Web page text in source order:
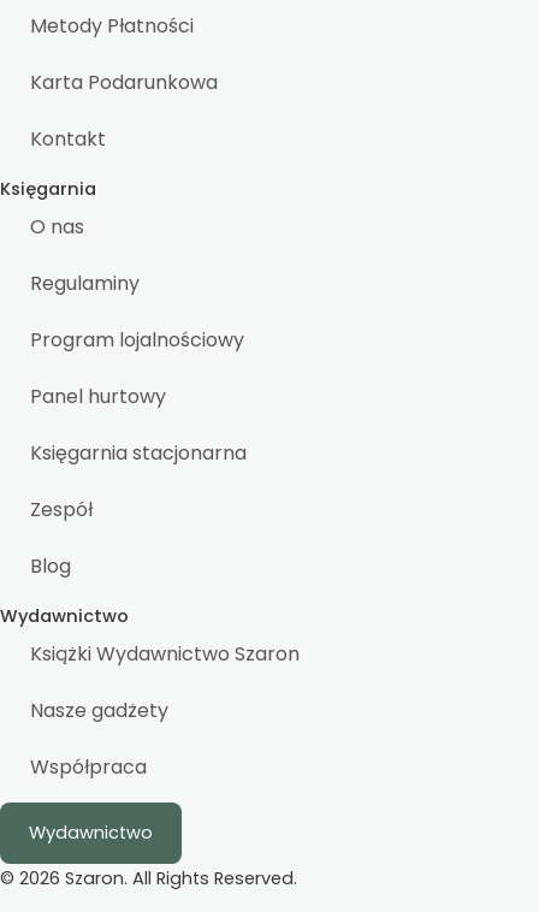
Metody Płatności
Karta Podarunkowa
Kontakt
Księgarnia
O nas
Regulaminy
Program lojalnościowy
Panel hurtowy
Księgarnia stacjonarna
Zespół
Blog
Wydawnictwo
Książki Wydawnictwo Szaron
Nasze gadżety
Współpraca
Wydawnictwo
© 2026 Szaron. All Rights Reserved.